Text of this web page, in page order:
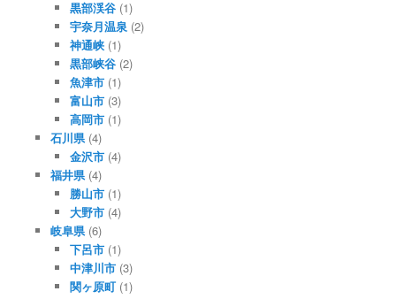
黒部渓谷 (1)
宇奈月温泉 (2)
神通峡 (1)
黒部峡谷 (2)
魚津市 (1)
富山市 (3)
高岡市 (1)
石川県(4)
金沢市 (4)
福井県(4)
勝山市 (1)
大野市 (4)
岐阜県(6)
下呂市 (1)
中津川市 (3)
関ヶ原町 (1)